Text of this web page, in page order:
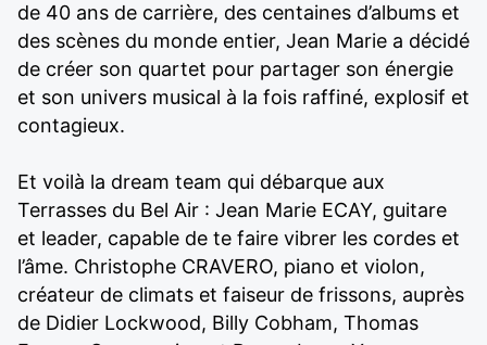
de 40 ans de carrière, des centaines d’albums et
des scènes du monde entier, Jean Marie a décidé
de créer son quartet pour partager son énergie
et son univers musical à la fois raffiné, explosif et
contagieux.
Et voilà la dream team qui débarque aux
Terrasses du Bel Air : Jean Marie ECAY, guitare
et leader, capable de te faire vibrer les cordes et
l’âme. Christophe CRAVERO, piano et violon,
créateur de climats et faiseur de frissons, auprès
de Didier Lockwood, Billy Cobham, Thomas